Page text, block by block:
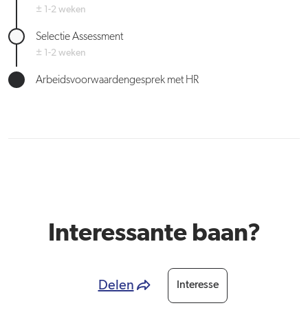
± 1-2 weken
Selectie Assessment
± 1-2 weken
Arbeidsvoorwaardengesprek met HR
Interessante baan?
Delen Interesse